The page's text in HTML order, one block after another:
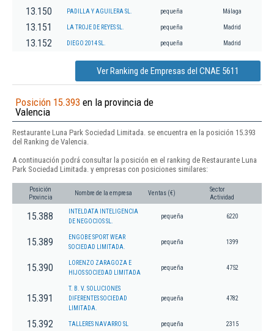
13.150 PADILLA Y AGUILERA SL. pequeña Málaga
13.151 LA TROJE DE REYES SL. pequeña Madrid
13.152 DIEGO 2014 SL. pequeña Madrid
Ver Ranking de Empresas del CNAE 5611
Posición 15.393 en la provincia de
Valencia
Restaurante Luna Park Sociedad Limitada. se encuentra en la posición 15.393
del Ranking de Valencia.
A continuación podrá consultar la posición en el ranking de Restaurante Luna
Park Sociedad Limitada. y empresas con posiciones similares:
Posición
Provincia
Nombre de la empresa Ventas (€)
Sector
Actividad
15.388
INTELDATA INTELIGENCIA
DE NEGOCIOS SL.
pequeña 6220
15.389
ENGOBE SPORT WEAR
SOCIEDAD LIMITADA.
pequeña 1399
15.390
LORENZO ZARAGOZA E
HIJOS SOCIEDAD LIMITADA
pequeña 4752
15.391
T. B. V. SOLUCIONES
DIFERENTES SOCIEDAD
LIMITADA.
pequeña 4782
15.392 TALLERES NAVARRO SL pequeña 2315